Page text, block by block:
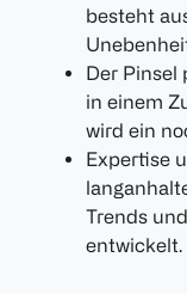
besteht
Der Pinsel
in einem
wird ein
Expertise
Trends
entwickelt.